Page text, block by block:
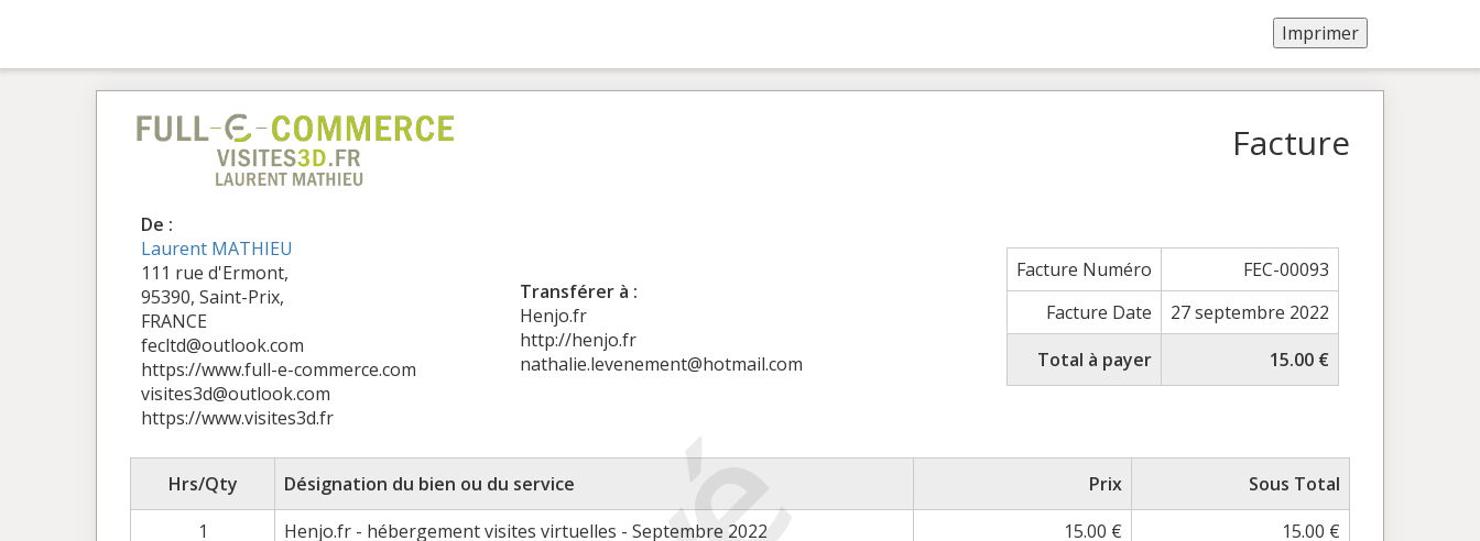
Facture
De :
Laurent MATHIEU
111 rue d'Ermont,
95390, Saint-Prix,
FRANCE
fecltd@outlook.com
https://www.full-e-commerce.com
visites3d@outlook.com
https://www.visites3d.fr
Transférer à :
Henjo.fr
http://henjo.fr
nathalie.levenement@hotmail.com
Facture Numéro
FEC-00093
Facture Date
27 septembre 2022
Total à payer
15.00 €
Hrs/Qty Désignation du bien ou du service Prix
Sous Total
1
Henjo.fr - hébergement visites virtuelles - Septembre 2022 15.00 € 15.00 €